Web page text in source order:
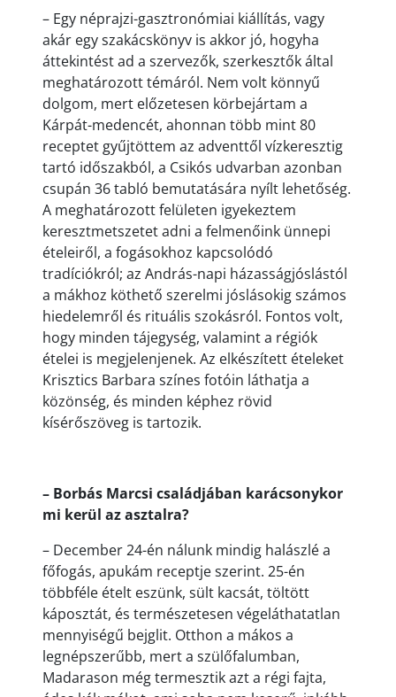
– Egy néprajzi-gasztronómiai kiállítás, vagy
akár egy szakácskönyv is akkor jó, hogyha
áttekintést ad a szervezők, szerkesztők által
meghatározott témáról. Nem volt könnyű
dolgom, mert előzetesen körbejártam a
Kárpát-medencét, ahonnan több mint 80
receptet gyűjtöttem az adventtől vízkeresztig
tartó időszakból, a Csikós udvarban azonban
csupán 36 tabló bemutatására nyílt lehetőség.
A meghatározott felületen igyekeztem
keresztmetszetet adni a felmenőink ünnepi
ételeiről, a fogásokhoz kapcsolódó
tradíciókról; az András-napi házasságjóslástól
a mákhoz köthető szerelmi jóslásokig számos
hiedelemről és rituális szokásról. Fontos volt,
hogy minden tájegység, valamint a régiók
ételei is megjelenjenek. Az elkészített ételeket
Krisztics Barbara színes fotóin láthatja a
közönség, és minden képhez rövid
kísérőszöveg is tartozik.
– Borbás Marcsi családjában karácsonykor
mi kerül az asztalra?
– December 24-én nálunk mindig halászlé a
főfogás, apukám receptje szerint. 25-én
többféle ételt eszünk, sült kacsát, töltött
káposztát, és természetesen végeláthatatlan
mennyiségű bejglit. Otthon a mákos a
legnépszerűbb, mert a szülőfalumban,
Madarason még termesztik azt a régi fajta,